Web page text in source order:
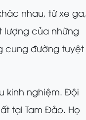
nhau, từ xe ga,
lượng của những
cung đường tuyệt
kinh nghiệm. Đội
tại Tam Đảo. Họ